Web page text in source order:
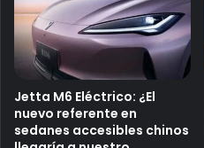
Jetta M6 Eléctrico: ¿El
nuevo referente en
sedanes accesibles chinos